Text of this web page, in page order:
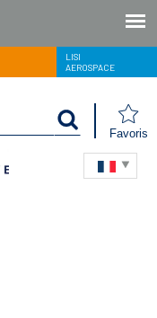
LISI
AEROSPACE
Favoris